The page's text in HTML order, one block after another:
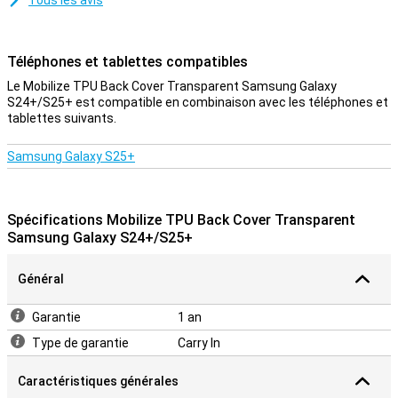
Téléphones et tablettes compatibles
Le Mobilize TPU Back Cover Transparent Samsung Galaxy
S24+/S25+ est compatible en combinaison avec les téléphones et
tablettes suivants.
Samsung Galaxy S25+
Spécifications Mobilize TPU Back Cover Transparent
Samsung Galaxy S24+/S25+
Général
Garantie
1 an
Type de garantie
Carry In
Caractéristiques générales